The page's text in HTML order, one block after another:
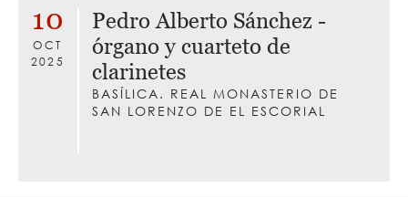
10
OCT
2025
Pedro Alberto Sánchez -
órgano y cuarteto de
clarinetes
BASÍLICA. REAL MONASTERIO DE
SAN LORENZO DE EL ESCORIAL